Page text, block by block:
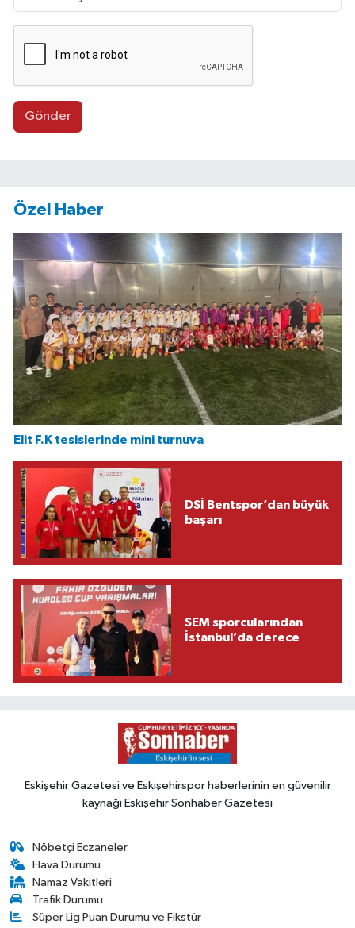
Gönder
Özel Haber
Elit F.K tesislerinde mini turnuva
DSİ Bentspor’dan büyük
başarı
SEM sporcularından
İstanbul’da derece
Eskişehir Gazetesi ve Eskişehirspor haberlerinin en güvenilir
kaynağı Eskişehir Sonhaber Gazetesi
Nöbetçi Eczaneler
Hava Durumu
Namaz Vakitleri
Trafik Durumu
Süper Lig Puan Durumu ve Fikstür